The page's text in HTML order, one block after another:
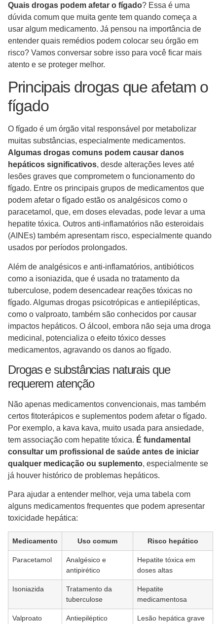
Quais drogas podem afetar o fígado? Essa é uma
dúvida comum que muita gente tem quando começa a
usar algum medicamento. Já pensou na importância de
entender quais remédios podem colocar seu órgão em
risco? Vamos conversar sobre isso para você ficar mais
atento e se proteger melhor.
Principais drogas que afetam o
fígado
O fígado é um órgão vital responsável por metabolizar
muitas substâncias, especialmente medicamentos.
Algumas drogas comuns podem causar danos
hepáticos significativos, desde alterações leves até
lesões graves que comprometem o funcionamento do
fígado. Entre os principais grupos de medicamentos que
podem afetar o fígado estão os analgésicos como o
paracetamol, que, em doses elevadas, pode levar a uma
hepatite tóxica. Outros anti-inflamatórios não esteroidais
(AINEs) também apresentam risco, especialmente quando
usados por períodos prolongados.
Além de analgésicos e anti-inflamatórios, antibióticos
como a isoniazida, que é usada no tratamento da
tuberculose, podem desencadear reações tóxicas no
fígado. Algumas drogas psicotrópicas e antiepilépticas,
como o valproato, também são conhecidos por causar
impactos hepáticos. O álcool, embora não seja uma droga
medicinal, potencializa o efeito tóxico desses
medicamentos, agravando os danos ao fígado.
Drogas e substâncias naturais que
requerem atenção
Não apenas medicamentos convencionais, mas também
certos fitoterápicos e suplementos podem afetar o fígado.
Por exemplo, a kava kava, muito usada para ansiedade,
tem associação com hepatite tóxica. É fundamental
consultar um profissional de saúde antes de iniciar
qualquer medicação ou suplemento, especialmente se
já houver histórico de problemas hepáticos.
Para ajudar a entender melhor, veja uma tabela com
alguns medicamentos frequentes que podem apresentar
toxicidade hepática:
Medicamento Uso comum Risco hepático
Paracetamol
Analgésico e
antipirético
Hepatite tóxica em
doses altas
Isoniazida
Tratamento da
tuberculose
Hepatite
medicamentosa
Valproato Antiepiléptico Lesão hepática grave